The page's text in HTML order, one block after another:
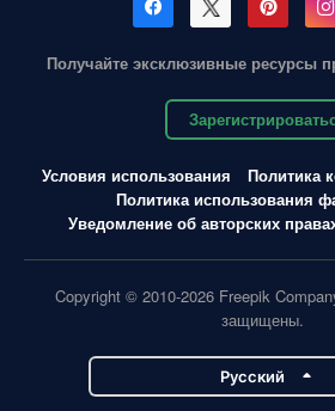
Получайте эксклюзивные ресурсы
Условия использования
Политика
Политика использования
Уведомление об авторских
Copyright © 2010-2026 Freepik
защищены.
Pусский